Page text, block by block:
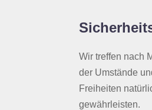
Wir treffen nach
der Umstände
Freiheiten
gewährleisten.